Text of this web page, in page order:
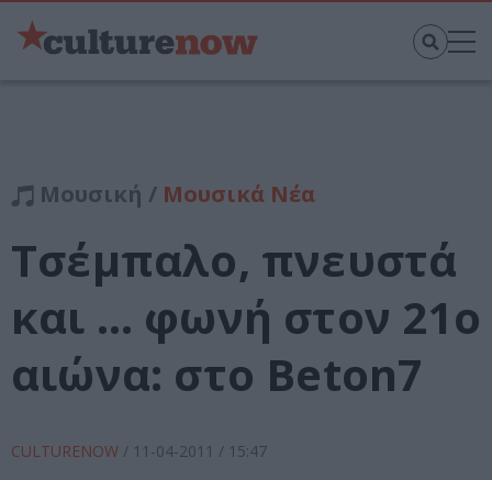
Μουσική / Μουσικά Νέα
Τσέμπαλο, πνευστά
και … φωνή στον 21ο
αιώνα: στο Beton7
CULTURENOW / 11-04-2011 / 15:47